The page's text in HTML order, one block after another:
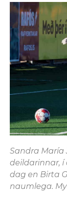
Sandra María
deildarinnar,
dag en Birta
naumlega.